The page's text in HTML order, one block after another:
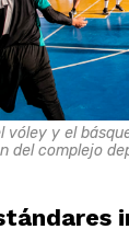
vóley y el
del complejo